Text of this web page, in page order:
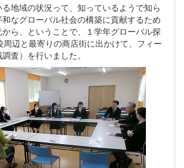
地域の状況って、知っているようで知ら
なグローバル社会の構築に貢献するため
ら、ということで、１学年グローバル探
周辺と最寄りの商店街に出かけて、フィー
査）を行いました。